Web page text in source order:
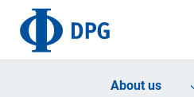
About us